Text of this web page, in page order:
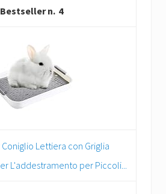
4
Lettiera con Griglia
L'addestramento per Piccoli...